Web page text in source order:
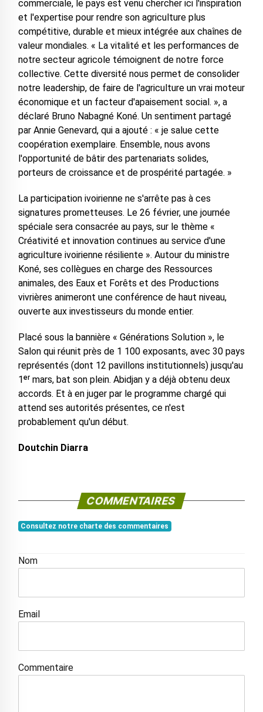
commerciale, le pays est venu chercher ici l'inspiration
et l'expertise pour rendre son agriculture plus
compétitive, durable et mieux intégrée aux chaînes de
valeur mondiales. « La vitalité et les performances de
notre secteur agricole témoignent de notre force
collective. Cette diversité nous permet de consolider
notre leadership, de faire de l'agriculture un vrai moteur
économique et un facteur d'apaisement social. », a
déclaré Bruno Nabagné Koné. Un sentiment partagé
par Annie Genevard, qui a ajouté : « je salue cette
coopération exemplaire. Ensemble, nous avons
l'opportunité de bâtir des partenariats solides,
porteurs de croissance et de prospérité partagée. »
La participation ivoirienne ne s'arrête pas à ces
signatures prometteuses. Le 26 février, une journée
spéciale sera consacrée au pays, sur le thème «
Créativité et innovation continues au service d'une
agriculture ivoirienne résiliente ». Autour du ministre
Koné, ses collègues en charge des Ressources
animales, des Eaux et Forêts et des Productions
vivrières animeront une conférence de haut niveau,
ouverte aux investisseurs du monde entier.
Placé sous la bannière « Générations Solution », le
Salon qui réunit près de 1 100 exposants, avec 30 pays
représentés (dont 12 pavillons institutionnels) jusqu'au
1ᵉʳ mars, bat son plein. Abidjan y a déjà obtenu deux
accords. Et à en juger par le programme chargé qui
attend ses autorités présentes, ce n'est
probablement qu'un début.
Doutchin Diarra
COMMENTAIRES
Consultez notre charte des commentaires
Nom
Email
Commentaire